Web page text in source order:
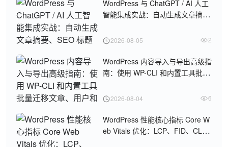
WordPress 与 ChatGPT / AI 人工
智能集成实战：自动生成文章摘
2026-08-05 2
WordPress 内容导入与导出高级指
南：使用 WP-CLI 和内置工具批量
2026-08-04 6
WordPress 性能核心指标 Core W
eb Vitals 优化：LCP、FID、CLS